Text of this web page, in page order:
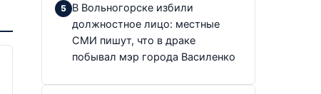
В Вольногорске избили
должностное лицо: местные
СМИ пишут, что в драке
побывал мэр города Василенко